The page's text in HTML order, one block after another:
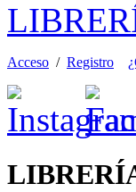
Acceso / Registro